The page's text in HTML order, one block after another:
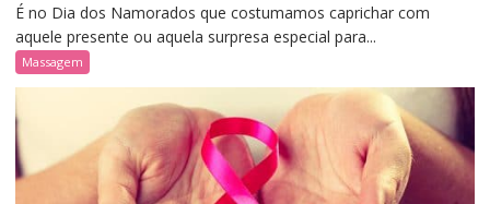
É no Dia dos Namorados que costumamos caprichar com
aquele presente ou aquela surpresa especial para...
Massagem